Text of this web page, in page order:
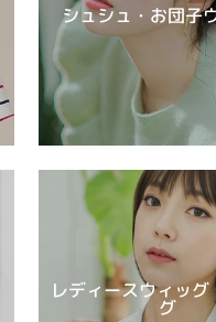
シュシュ・お団子
レディースウィッグ
グ